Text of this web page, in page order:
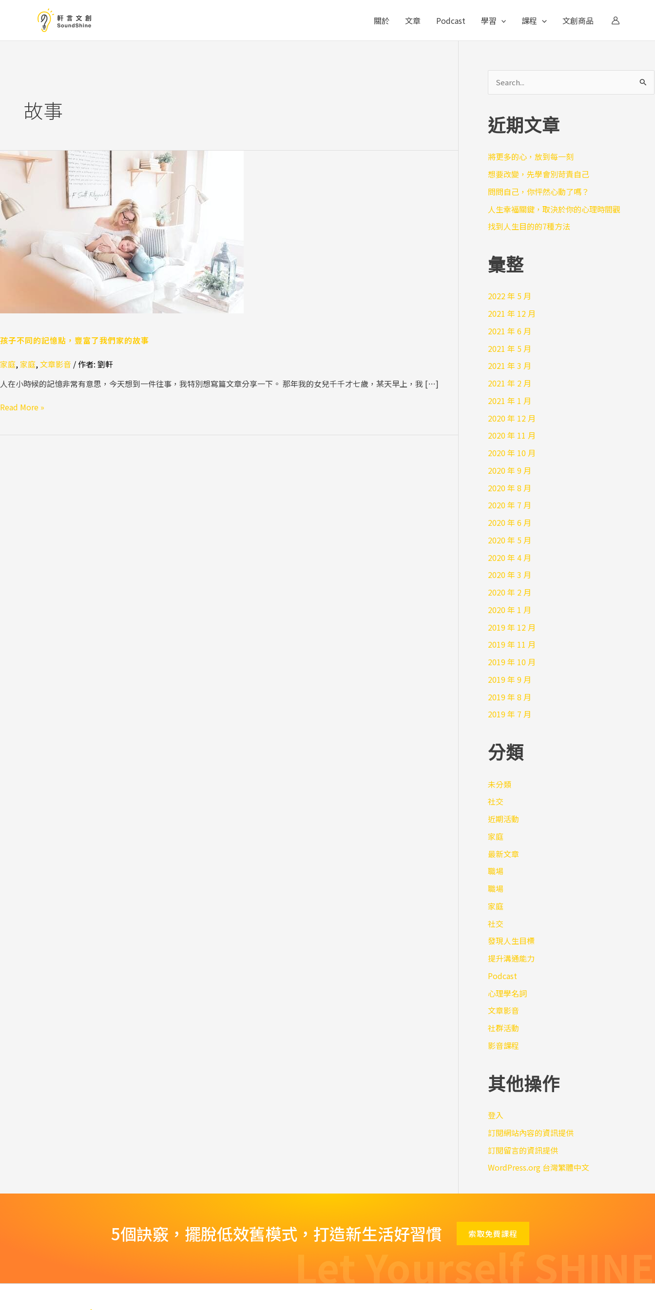
要
關於 文章 Podcast 學習 課程 文創商品
故事
孩子不同的記憶點，豐富了我們家的故事
家庭,家庭,文章影音 / 作者: 劉軒
人在小時候的記憶非常有意思，今天想到一件往事，我特別想寫篇文章分享一下。 那年我的女兒千千才七歲，某天早上，我 […]
孩
同
的
記
憶
點，
豐
事
Read More »
鍵
:
近期文章
將更多的心，放到每一刻
想要改變，先學會別苛責自己
問問自己，你怦然心動了嗎？
人生幸福關鍵，取決於你的心理時間觀
找到人生目的的7種方法
彙整
2022 年 5 月
2021 年 12 月
2021 年 6 月
2021 年 5 月
2021 年 3 月
2021 年 2 月
2021 年 1 月
2020 年 12 月
2020 年 11 月
2020 年 10 月
2020 年 9 月
2020 年 8 月
2020 年 7 月
2020 年 6 月
2020 年 5 月
2020 年 4 月
2020 年 3 月
2020 年 2 月
2020 年 1 月
2019 年 12 月
2019 年 11 月
2019 年 10 月
2019 年 9 月
2019 年 8 月
2019 年 7 月
分類
未分類
社交
近期活動
家庭
最新文章
職場
職場
家庭
社交
發現人生目標
提升溝通能力
Podcast
心理學名詞
文章影音
社群活動
影音課程
其他操作
登入
訂閱網站內容的資訊提供
訂閱留言的資訊提供
WordPress.org 台灣繁體中文
5個訣竅，擺脫低效舊模式，打造新生活好習慣 索取免費課程
Let Yourself SHINE